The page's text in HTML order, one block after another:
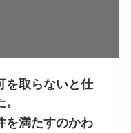
を取らないと仕
を満たすのかわ